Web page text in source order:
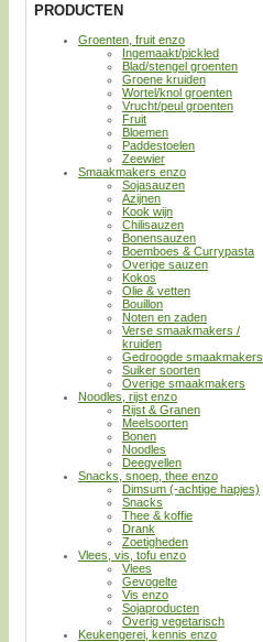
PRODUCTEN
Groenten, fruit enzo
Ingemaakt/pickled
Blad/stengel groenten
Groene kruiden
Wortel/knol groenten
Vrucht/peul groenten
Fruit
Bloemen
Paddestoelen
Zeewier
Smaakmakers enzo
Sojasauzen
Azijnen
Kook wijn
Chilisauzen
Bonensauzen
Boemboes & Currypasta
Overige sauzen
Kokos
Olie & vetten
Bouillon
Noten en zaden
Verse smaakmakers /
kruiden
Gedroogde smaakmakers
Suiker soorten
Overige smaakmakers
Noodles, rijst enzo
Rijst & Granen
Meelsoorten
Bonen
Noodles
Deegvellen
Snacks, snoep, thee enzo
Dimsum (-achtige hapjes)
Snacks
Thee & koffie
Drank
Zoetigheden
Vlees, vis, tofu enzo
Vlees
Gevogelte
Vis enzo
Sojaproducten
Overig vegetarisch
Keukengerei, kennis enzo